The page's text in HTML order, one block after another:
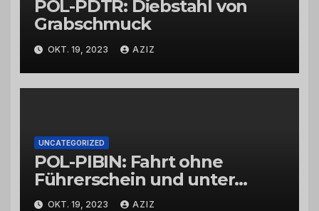
POL-PDTR: Diebstahl von
Grabschmuck
OKT. 19, 2023 AZIZ
UNCATEGORIZED
POL-PIBIN: Fahrt ohne
Führerschein und unter
Einfluss von Drogen
OKT. 19, 2023 AZIZ